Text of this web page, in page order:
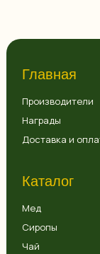
Главная
Производители
Награды
Доставка и
Каталог
Мед
Сиропы
Чай